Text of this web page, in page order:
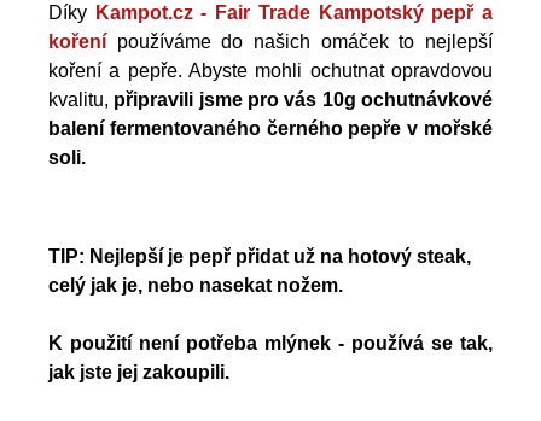
Díky Kampot.cz - Fair Trade Kampotský pepř a
koření používáme do našich omáček to nejlepší
koření a pepře. Abyste mohli ochutnat opravdovou
kvalitu, připravili jsme pro vás 10g ochutnávkové
balení fermentovaného černého pepře v mořské
soli.
TIP: Nejlepší je pepř přidat už na hotový steak,
celý jak je, nebo nasekat nožem.
K použití není potřeba mlýnek - používá se tak,
jak jste jej zakoupili.